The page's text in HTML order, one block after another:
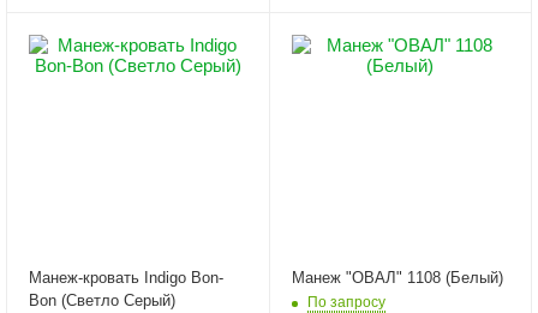
Манеж-кровать Indigo Bon-
Bon (Светло Серый)
Манеж "ОВАЛ" 1108 (Белый)
По запросу